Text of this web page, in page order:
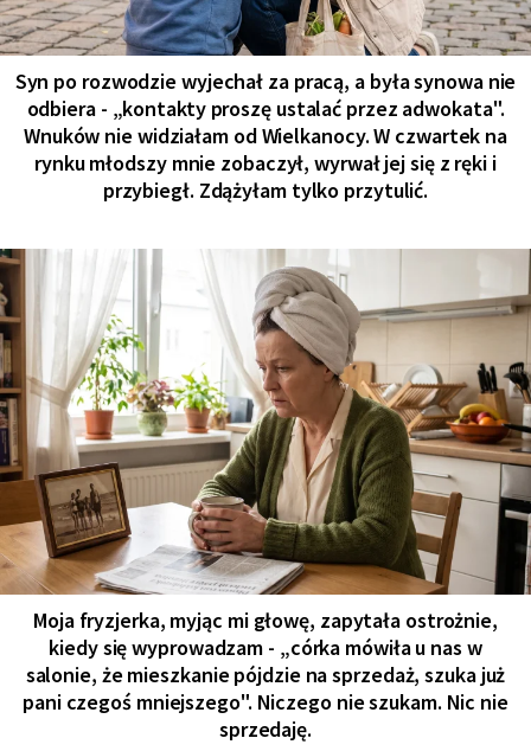
Syn po rozwodzie wyjechał za pracą, a była synowa nie
odbiera - „kontakty proszę ustalać przez adwokata".
Wnuków nie widziałam od Wielkanocy. W czwartek na
rynku młodszy mnie zobaczył, wyrwał jej się z ręki i
przybiegł. Zdążyłam tylko przytulić.
Moja fryzjerka, myjąc mi głowę, zapytała ostrożnie,
kiedy się wyprowadzam - „córka mówiła u nas w
salonie, że mieszkanie pójdzie na sprzedaż, szuka już
pani czegoś mniejszego". Niczego nie szukam. Nic nie
sprzedaję.